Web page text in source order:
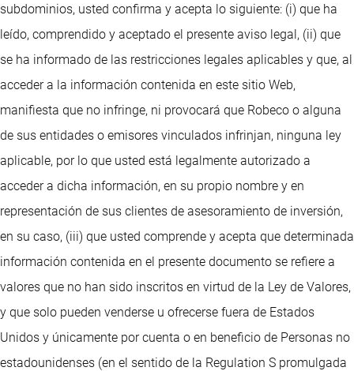
subdominios, usted confirma y acepta lo siguiente: (i) que ha
leído, comprendido y aceptado el presente aviso legal, (ii) que
se ha informado de las restricciones legales aplicables y que, al
acceder a la información contenida en este sitio Web,
manifiesta que no infringe, ni provocará que Robeco o alguna
de sus entidades o emisores vinculados infrinjan, ninguna ley
aplicable, por lo que usted está legalmente autorizado a
acceder a dicha información, en su propio nombre y en
representación de sus clientes de asesoramiento de inversión,
en su caso, (iii) que usted comprende y acepta que determinada
información contenida en el presente documento se refiere a
valores que no han sido inscritos en virtud de la Ley de Valores,
y que solo pueden venderse u ofrecerse fuera de Estados
Unidos y únicamente por cuenta o en beneficio de Personas no
estadounidenses (en el sentido de la Regulation S promulgada